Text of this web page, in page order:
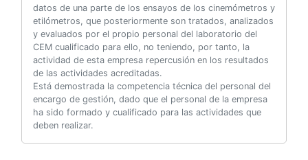
datos de una parte de los ensayos de los cinemómetros y
etilómetros, que posteriormente son tratados, analizados
y evaluados por el propio personal del laboratorio del
CEM cualificado para ello, no teniendo, por tanto, la
actividad de esta empresa repercusión en los resultados
de las actividades acreditadas.
Está demostrada la competencia técnica del personal del
encargo de gestión, dado que el personal de la empresa
ha sido formado y cualificado para las actividades que
deben realizar.